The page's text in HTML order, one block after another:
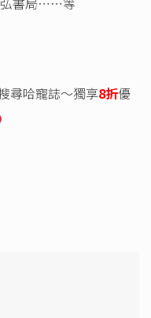
尋哈寵誌～獨享8折優